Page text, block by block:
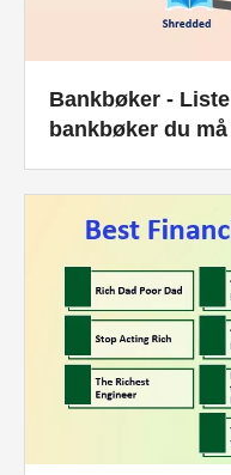
Bankbøker -
bankbøker du